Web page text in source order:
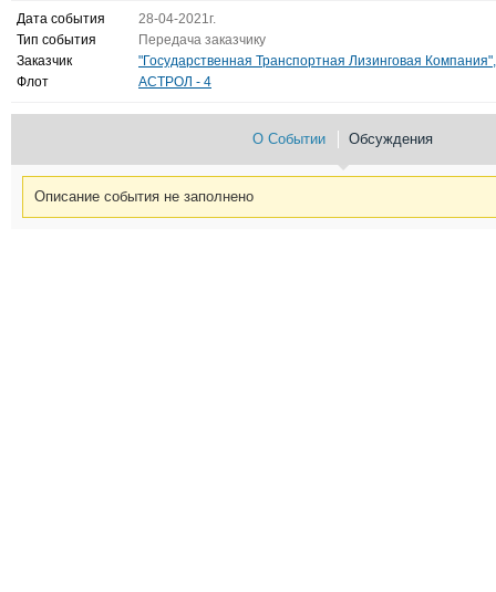
Реклама
Дата события
28-04-2021г.
Тип события
Передача заказчику
Заказчик
"Государственная Транспортная Лизинговая
Флот
АСТРОЛ - 4
О Событии Обсуждения
Описание события не заполнено